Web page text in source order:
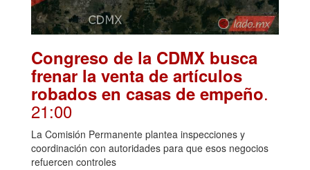
Congreso de la CDMX busca
frenar la venta de artículos
robados en casas de empeño.
21:00
La Comisión Permanente plantea inspecciones y
coordinación con autoridades para que esos negocios
refuercen controles